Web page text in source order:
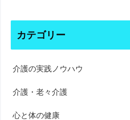
カテゴリー
介護の実践ノウハウ
介護・老々介護
心と体の健康